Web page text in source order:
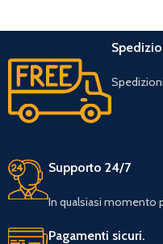
Supporto 24/7
In qualsiasi momento
Pagamenti sicuri.